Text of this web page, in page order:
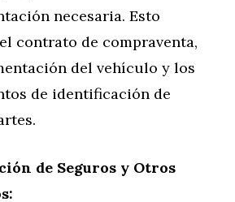
necesaria. Esto
contrato de compraventa,
del vehículo y los
de identificación de
de Seguros y Otros